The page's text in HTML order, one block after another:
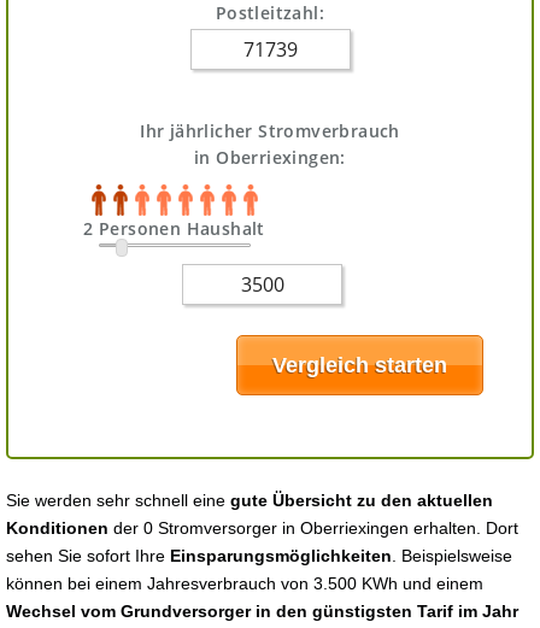
Postleitzahl:
Ihr jährlicher Stromverbrauch
in Oberriexingen:
2 Personen Haushalt
Sie werden sehr schnell eine gute Übersicht zu den aktuellen
Konditionen der 0 Stromversorger in Oberriexingen erhalten. Dort
sehen Sie sofort Ihre Einsparungsmöglichkeiten . Beispielsweise
können bei einem Jahresverbrauch von 3.500 KWh und einem
Wechsel vom Grundversorger in den günstigsten Tarif im Jahr